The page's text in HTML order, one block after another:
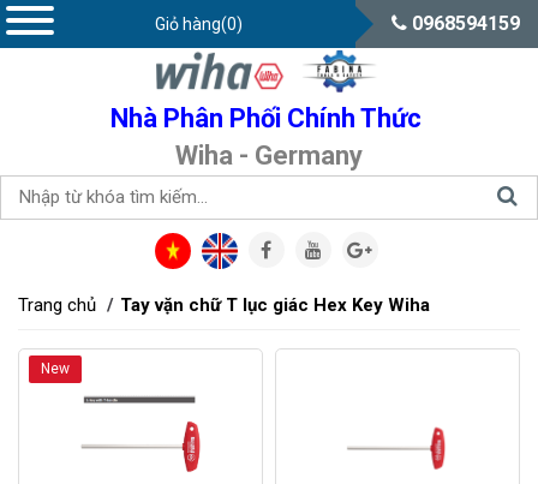
0968594159
Nhà Phân Phối Chính Thức
Wiha - Germany
Giỏ hàng(0)
Trang chủ Tay vặn chữ T lục giác Hex Key Wiha
New